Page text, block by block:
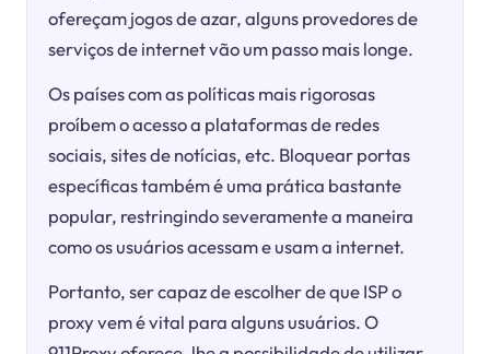
ofereçam jogos de azar, alguns provedores de
serviços de internet vão um passo mais longe.
Os países com as políticas mais rigorosas
proíbem o acesso a plataformas de redes
sociais, sites de notícias, etc. Bloquear portas
específicas também é uma prática bastante
popular, restringindo severamente a maneira
como os usuários acessam e usam a internet.
Portanto, ser capaz de escolher de que ISP o
proxy vem é vital para alguns usuários. O